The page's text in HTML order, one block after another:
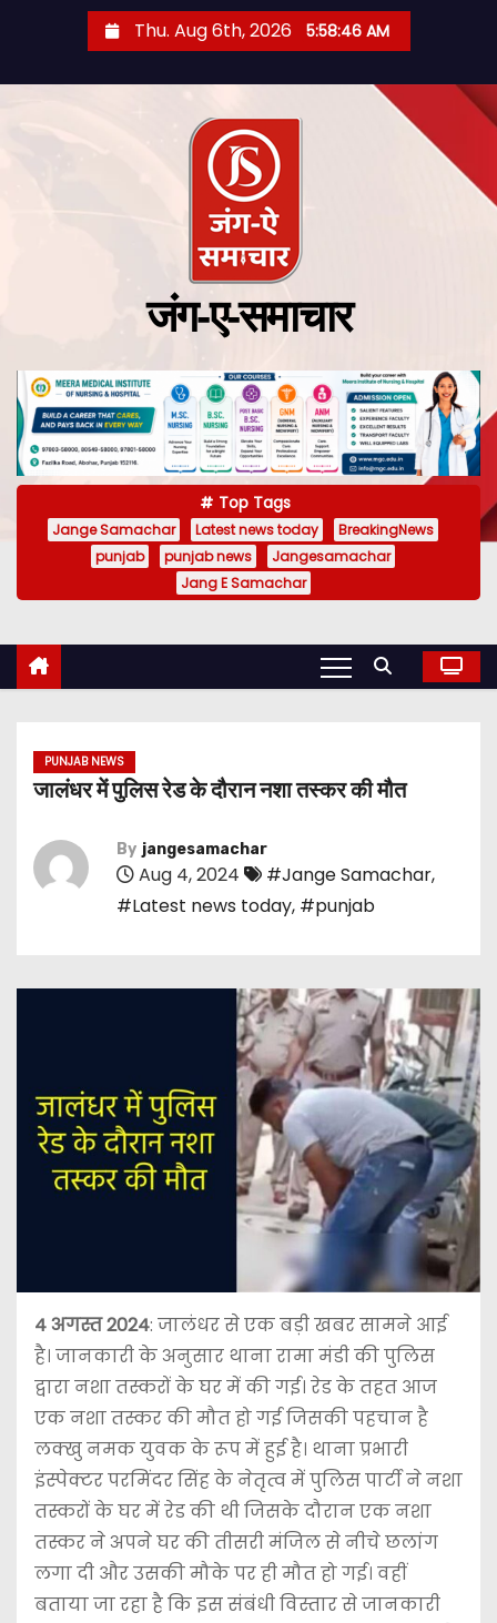
Thu. Aug 6th, 2026 5:58:47 AM
जंग-ए-समाचार
Top Tags
Jange Samachar Latest news today
BreakingNews
punjab
punjab news
Jangesamachar
Jang E Samachar
PUNJAB NEWS
जालंधर में पुलिस रेड के दौरान नशा तस्कर की मौत
By jangesamachar
Aug 4, 2024 #Jange Samachar,
#Latest news today, #punjab
4 अगस्त 2024: जालंधर से एक बड़ी खबर सामने आई
है। जानकारी के अनुसार थाना रामा मंडी की पुलिस
द्वारा नशा तस्करों के घर में की गई। रेड के तहत आज
एक नशा तस्कर की मौत हो गई जिसकी पहचान है
लक्खु नमक युवक के रूप में हुई है। थाना प्रभारी
इंस्पेक्टर परमिंदर सिंह के नेतृत्व में पुलिस पार्टी ने नशा
तस्करों के घर में रेड की थी जिसके दौरान एक नशा
तस्कर ने अपने घर की तीसरी मंजिल से नीचे छलांग
लगा दी और उसकी मौके पर ही मौत हो गई। वहीं
बताया जा रहा है कि इस संबंधी विस्तार से जानकारी